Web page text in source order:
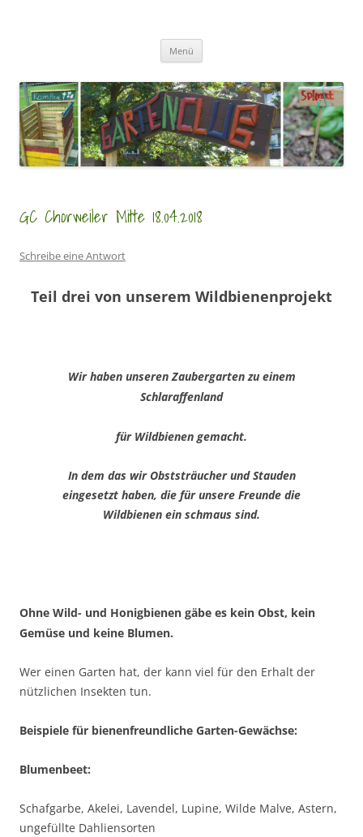
Menü
GC Chorweiler Mitte 18.04.2018
Schreibe eine Antwort
Teil drei von unserem Wildbienenprojekt
Wir haben unseren Zaubergarten zu einem
Schlaraffenland
für Wildbienen gemacht.
In dem das wir Obststräucher und Stauden
eingesetzt haben, die für unsere Freunde die
Wildbienen ein schmaus sind.
Ohne Wild- und Honigbienen gäbe es kein Obst, kein
Gemüse und keine Blumen.
Wer einen Garten hat, der kann viel für den Erhalt der
nützlichen Insekten tun.
Beispiele für bienenfreundliche Garten-Gewächse:
Blumenbeet:
Schafgarbe, Akelei, Lavendel, Lupine, Wilde Malve, Astern,
ungefüllte Dahliensorten